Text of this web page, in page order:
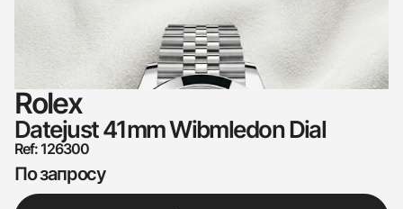
Rolex
Datejust 41mm Wibmledon Dial
Ref: 126300
По запросу